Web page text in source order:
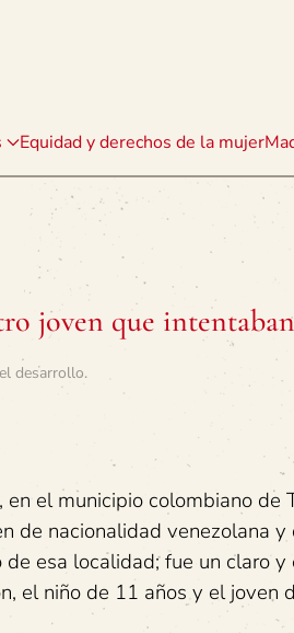
Equidad y derechos de la mujer
joven que
desarrollo.
el municipio colombiano de
de nacionalidad venezolana
esa localidad; fue un claro
el niño de 11 años y el joven